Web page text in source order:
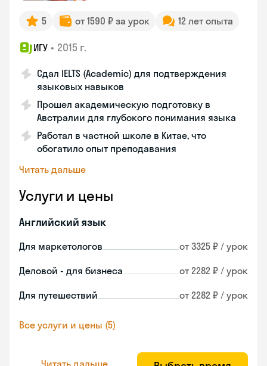
5 от 1590 ₽ за урок 12 лет опыта
ИГУ • 2015 г.
Сдал IELTS (Academic) для подтверждения
языковых навыков
Прошел академическую подготовку в
Австралии для глубокого понимания языка
Работал в частной школе в Китае, что
обогатило опыт преподавания
Читать дальше
Услуги и цены
Английский язык
Для маркетологов от 3325 ₽ / урок
Деловой - для бизнеса от 2282 ₽ / урок
Для путешествий от 2282 ₽ / урок
Все услуги и цены (5)
Читать дальше